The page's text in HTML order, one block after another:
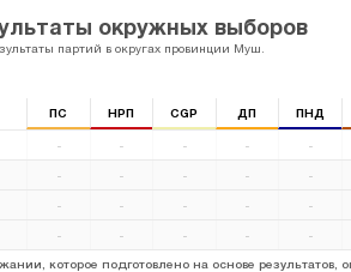
окружных выборов
партий в округах провинции Муш.
ПС НРП CGP ДП ПНД
- - - - -
- - - - -
- - - - -
- - - - -
которое подготовлено на основе